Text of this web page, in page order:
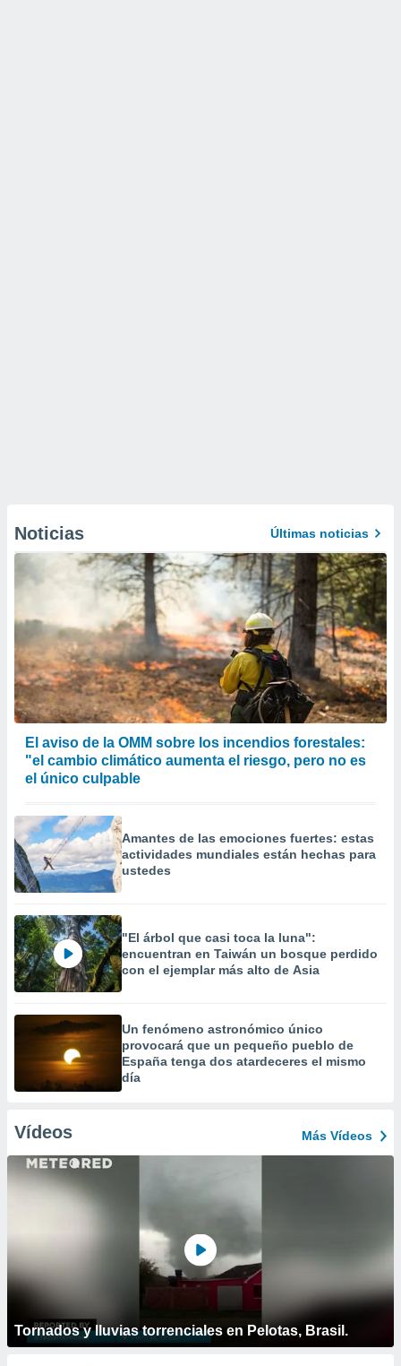
Noticias Últimas noticias
El aviso de la OMM sobre los incendios forestales:
"el cambio climático aumenta el riesgo, pero no es
el único culpable
Amantes de las emociones fuertes: estas
actividades mundiales están hechas para
ustedes
"El árbol que casi toca la luna":
encuentran en Taiwán un bosque perdido
con el ejemplar más alto de Asia
Un fenómeno astronómico único
provocará que un pequeño pueblo de
España tenga dos atardeceres el mismo
día
Vídeos Más Vídeos
Tornados y lluvias torrenciales en Pelotas, Brasil.